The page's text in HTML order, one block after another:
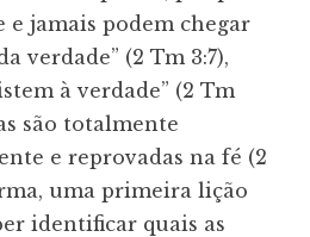
e jamais podem chegar
verdade” (2 Tm 3:7),
à verdade” (2 Tm
são totalmente
e reprovadas na fé (2
uma primeira lição
identificar quais as